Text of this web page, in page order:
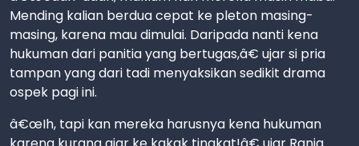
Mending kalian berdua cepat ke pleton masing-
masing, karena mau dimulai. Daripada nanti kena
hukuman dari panitia yang bertugas,â€ ujar si pria
tampan yang dari tadi menyaksikan sedikit drama
ospek pagi ini.
â€œIh, tapi kan mereka harusnya kena hukuman